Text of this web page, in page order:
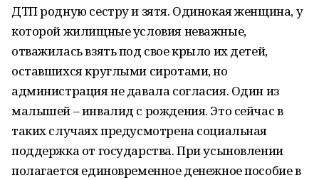
ДТП родную сестру и зятя. Одинокая женщина, у
которой жилищные условия неважные,
отважилась взять под свое крыло их детей,
оставшихся круглыми сиротами, но
администрация не давала согласия. Один из
малышей – инвалид с рождения. Это сейчас в
таких случаях предусмотрена социальная
поддержка от государства. При усыновлении
полагается единовременное денежное пособие в